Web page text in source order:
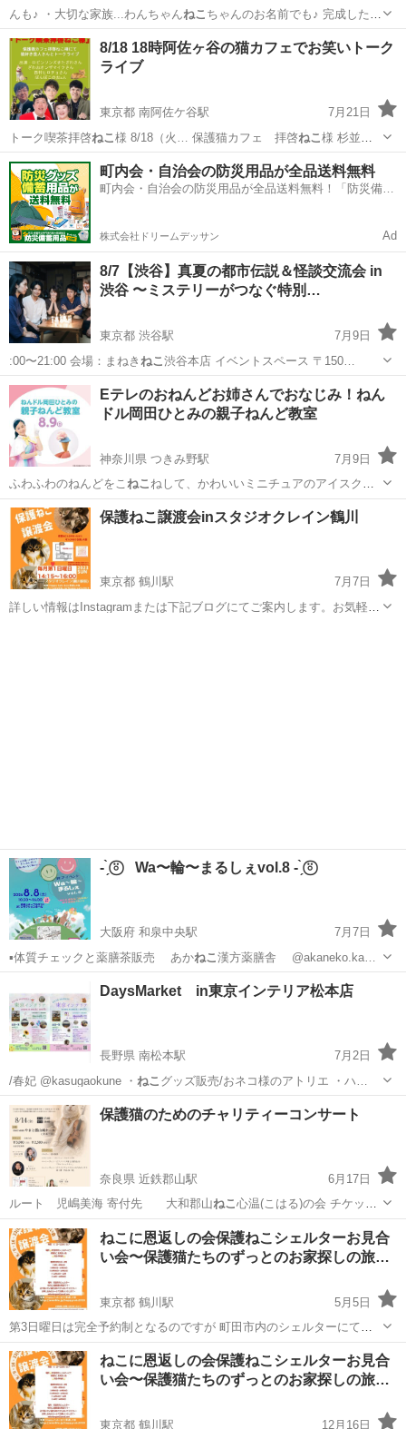
んも♪ ・大切な家族...わんちゃんねこ ちゃんのお名前でも♪ 完成した
ク…
三重 津市 ワークショップ 妊婦
8/18 18時阿佐ヶ谷の猫カフェでお笑いトーク
ライブ
東京都 南阿佐ケ谷駅
7月21日
トーク喫茶拝啓ねこ 様 8/18（火… 保護猫カフェ 拝啓ねこ 様 杉並区
阿佐谷南… 護猫カフェ 拝啓ねこ様でトークライブ✨… 前とトーク喫
茶拝啓ねこ様とご記載の上 ご…
東京 杉並区 南阿佐ケ谷駅 ワークショップ ねこ
町内会・自治会の防災用品が全品送料無料
町内会・自治会の防災用品が全品送料無料！「防災備蓄
株式会社ドリームデッサン Ad
8/7【渋谷】真夏の都市伝説＆怪談交流会 in
渋谷 〜ミステリーがつなぐ特別…
東京都 渋谷駅
7月9日
:00〜21:00 会場：まねき ねこ 渋谷本店 イベントスペース 〒150…
東京 渋谷区 その他 怪談
Eテレのおねんどお姉さんでおなじみ！ねん
ドル岡田ひとみの親子ねんど教室
神奈川県 つきみ野駅
7月9日
ふわふわのねんどをこ ねこ ねして、かわいいミニチュアのアイスク
リ…
神奈川 相模原市 つきみ野駅 ワークショップ 会場
保護ねこ譲渡会inスタジオクレイン鶴川
東京都 鶴川駅
7月7日
詳しい情報はInstagramまたは下記ブログにてご案内します。お気軽に
- ̗̀ ⍤⃝ Wa〜輪〜まるしぇvol.8 - ̗̀ ⍤⃝
大阪府 和泉中央駅
7月7日
▪️体質チェックと薬膳茶販売 あかねこ 漢方薬膳舎 @akaneko.ka…
ワークショップ 温活
DaysMarket in東京インテリア松本店
長野県 南松本駅
7月2日
/春妃 @kasugaokune ・ ねこ グッズ販売/おネコ様のアトリエ ・ハ…
長野 松本市 南松本駅 ワークショップ
保護猫のためのチャリティーコンサート
奈良県 近鉄郡山駅
6月17日
ルート 児嶋美海 寄付先 大和郡山ねこ心温(こはる)の会 チケッ
ト 前…
奈良 大和郡山市 近鉄郡山駅 コンサート/ショー
チャリティー
ねこに恩返しの会保護ねこシェルターお見合
い会〜保護猫たちのずっとのお家探しの旅…
東京都 鶴川駅
5月5日
第3日曜日は完全予約制となるのですが 町田市内のシェルターにてお
見合い会をしたいなと 思います。 今回は仔猫の季節到来ということで
臨時開催させていただきます。 ⭐️完全予約制⭐️ お時間 ９時〜13時く
らい ①9時〜...
東京 町田市 鶴川駅 展示会 ねこ
ねこに恩返しの会保護ねこシェルターお見合
い会〜保護猫たちのずっとのお家探しの旅…
東京都 鶴川駅 12月16日